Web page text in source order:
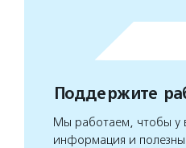
Поддержите
Мы работаем, чтобы у
информация и